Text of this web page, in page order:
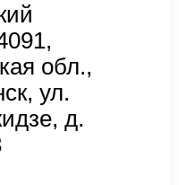
обл.,
ул.
д.